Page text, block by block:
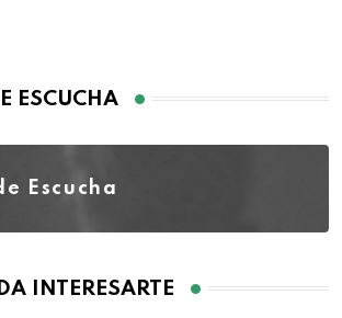
ESCUCHA
Escucha
INTERESARTE